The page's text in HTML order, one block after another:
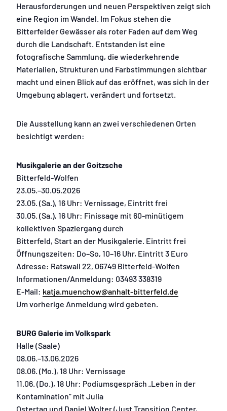
Herausforderungen und neuen Perspektiven zeigt sich
eine Region im Wandel. Im Fokus stehen die
Bitterfelder Gewässer als roter Faden auf dem Weg
durch die Landschaft. Entstanden ist eine
fotografische Sammlung, die wiederkehrende
Materialien, Strukturen und Farbstimmungen sichtbar
macht und einen Blick auf das eröffnet, was sich in der
Umgebung ablagert, verändert und fortsetzt.
Die Ausstellung kann an zwei verschiedenen Orten
besichtigt werden:
Musikgalerie an der Goitzsche
Bitterfeld-Wolfen
23.05.–30.05.2026
23.05. (Sa.), 16 Uhr: Vernissage, Eintritt frei
30.05. (Sa.), 16 Uhr: Finissage mit 60-minütigem
kollektiven Spaziergang durch
Bitterfeld, Start an der Musikgalerie. Eintritt frei
Öffnungszeiten: Do–So, 10–16 Uhr, Eintritt 3 Euro
Adresse: Ratswall 22, 06749 Bitterfeld-Wolfen
Informationen/Anmeldung: 03493 338319
E-Mail: katja.muenchow@anhalt-bitterfeld.de
Um vorherige Anmeldung wird gebeten.
BURG Galerie im Volkspark
Halle (Saale)
08.06.–13.06.2026
08.06. (Mo.), 18 Uhr: Vernissage
11.06. (Do.), 18 Uhr: Podiumsgespräch „Leben in der
Kontamination“ mit Julia
Ostertag und Daniel Wolter (Just Transition Center,